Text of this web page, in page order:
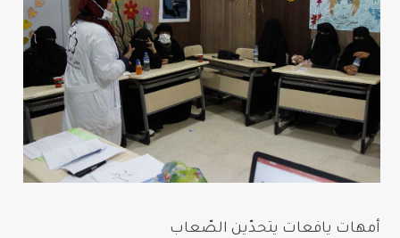
أمهات يافعات يتحدّين الصّعاب